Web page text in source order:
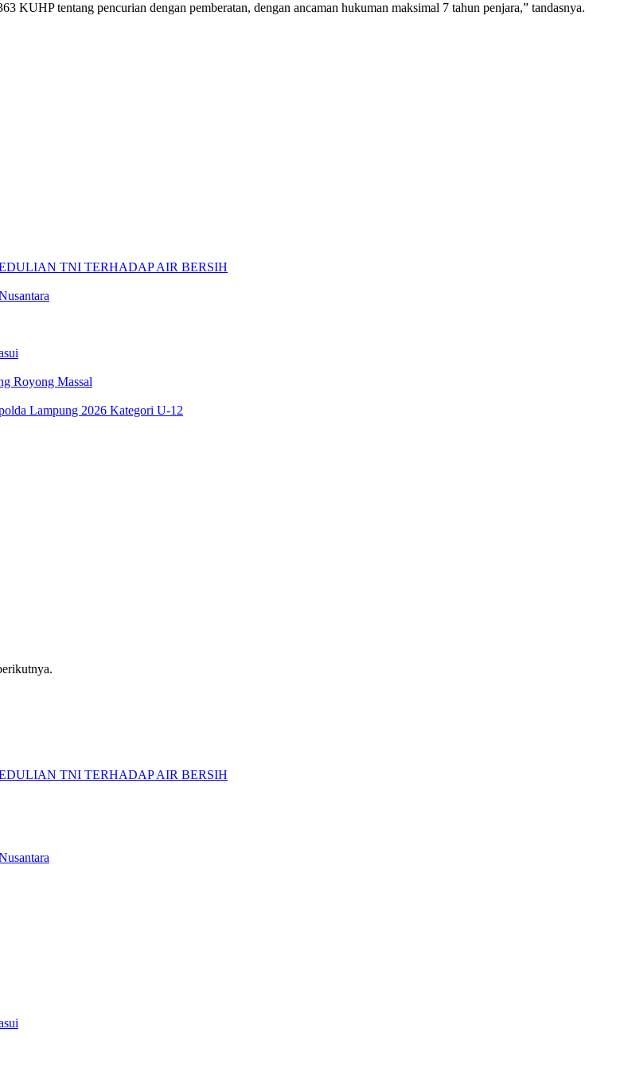
KUHP tentang pencurian dengan pemberatan, dengan ancaman hukuman maksimal 7 tahun penjara,” tandasnya.
TNI TERHADAP AIR BERSIH
Royong Massal
Lampung 2026 Kategori U-12
TNI TERHADAP AIR BERSIH